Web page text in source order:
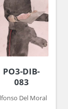
PO3-DIB-
083
Del Moral